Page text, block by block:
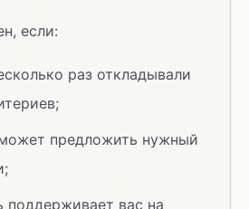
если:
раз откладывали
предложить нужный
поддерживает вас на